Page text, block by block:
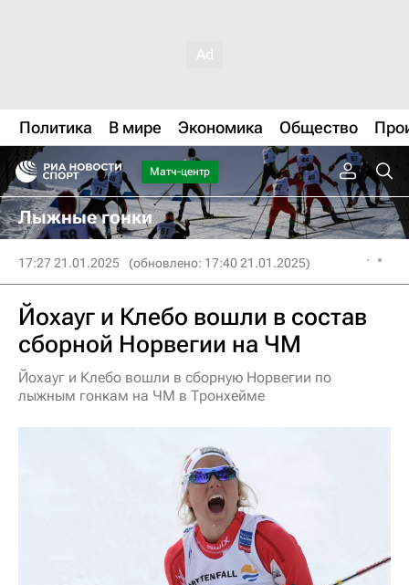
Политика В мире Экономика Общество
Матч-центр
Лыжные гонки
17:27 21.01.2025 (обновлено: 17:40 21.01.2025)
Йохауг и Клебо вошли в состав
сборной Норвегии на ЧМ
Йохауг и Клебо вошли в сборную Норвегии по
лыжным гонкам на ЧМ в Тронхейме